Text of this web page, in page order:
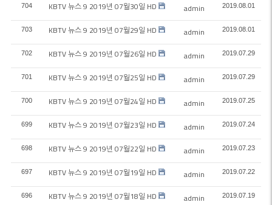
704 KBTV 뉴스 9 2019년 07월30일 HD admin 2019.08.01
703 KBTV 뉴스 9 2019년 07월29일 HD admin 2019.08.01
702 KBTV 뉴스 9 2019년 07월26일 HD admin 2019.07.29
701 KBTV 뉴스 9 2019년 07월25일 HD admin 2019.07.29
700 KBTV 뉴스 9 2019년 07월24일 HD admin 2019.07.25
699 KBTV 뉴스 9 2019년 07월23일 HD admin 2019.07.24
698 KBTV 뉴스 9 2019년 07월22일 HD admin 2019.07.23
697 KBTV 뉴스 9 2019년 07월19일 HD admin 2019.07.22
696 KBTV 뉴스 9 2019년 07월18일 HD admin 2019.07.19